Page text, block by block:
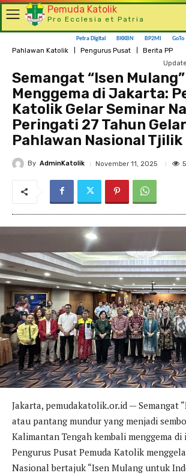
Pemuda Katolik
Pro Ecclesia et Patria
Petra Digital BKKBN BP2MI GoTo
Pahlawan Katolik Pengurus Pusat
Berita PP
Semangat “Isen Mulang”
Menggema di Jakarta:
Katolik Gelar Seminar
Peringati 27 Tahun Gelar
Pahlawan Nasional
By AdminKatolik November 11, 2025
Jakarta, pemudakatolik.or.id — Semangat
atau pantang mundur yang menjadi
Kalimantan Tengah kembali menggema di
Pengurus Pusat Pemuda Katolik
Nasional bertajuk “Isen Mulang untuk